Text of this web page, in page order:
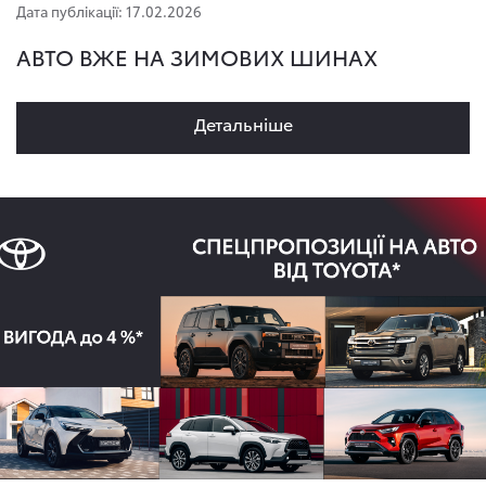
Дата публікації: 17.02.2026
АВТО ВЖЕ НА ЗИМОВИХ ШИНАХ
Детальнiше